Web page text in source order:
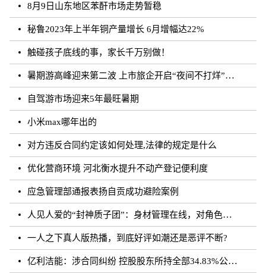
8月9日山东地区苯酐市场走势暂稳
秘鲁2023年上半年铜产量增长 6月增幅达22%
触碰孩子底线的事，家长千万别做！
暑期游高峰迎来第二波 上市旅企开启“夜间不打烊”模式
自驾游市场迎来5年最旺暑期
小米max哪年出的
对方违反合同约定该如何处理,法律的规定是什么
优化营商环境 河北衡水提升不动产登记便利度
应急管理部通报表扬自贡成功避险案例
人见人爱的“封神质子团”：身材管理在线，对角色有信念｜文化观察
一人之下真人版热播，到底好评如潮还是恶评不断?
亿利洁能：涉合同纠纷 控股股东所持全部34.83%公司股份被司法轮候冻结